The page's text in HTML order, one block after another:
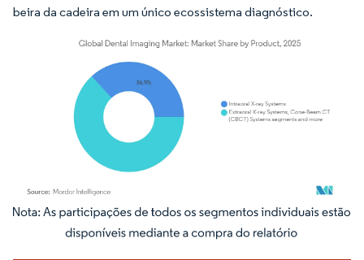
beira da cadeira em um único ecossistema diagnóstico.
Imagem © Mordor Intelligence. O reuso requer atribuição conforme CC BY 4.0.